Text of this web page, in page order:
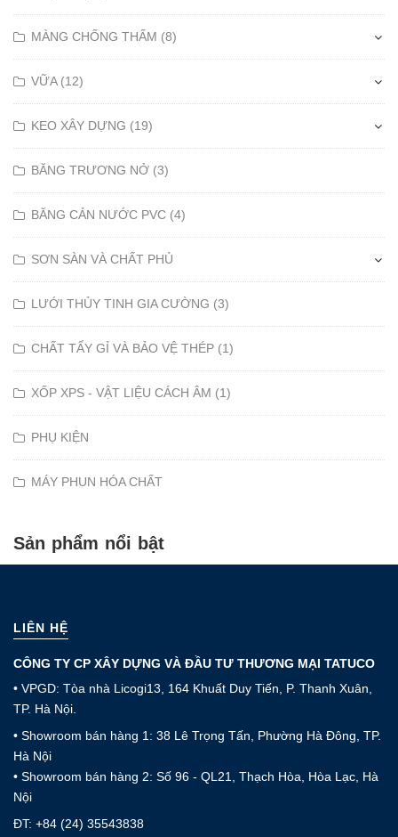
MÀNG CHỐNG THẤM (8)
VỮA (12)
KEO XÂY DỰNG (19)
BĂNG TRƯƠNG NỞ (3)
BĂNG CẢN NƯỚC PVC (4)
SƠN SÀN VÀ CHẤT PHỦ
LƯỚI THỦY TINH GIA CƯỜNG (3)
CHẤT TẨY GỈ VÀ BẢO VỆ THÉP (1)
XỐP XPS - VẬT LIỆU CÁCH ÂM (1)
PHỤ KIỆN
MÁY PHUN HÓA CHẤT
Sản phẩm nổi bật
LIÊN HỆ
CÔNG TY CP XÂY DỰNG VÀ ĐẦU TƯ THƯƠNG MẠI TATUCO
• VPGD: Tòa nhà Licogi13, 164 Khuất Duy Tiến, P. Thanh Xuân,
TP. Hà Nội.
• Showroom bán hàng 1: 38 Lê Trọng Tấn, Phường Hà Đông, TP.
Hà Nội
• Showroom bán hàng 2: Số 96 - QL21, Thạch Hòa, Hòa Lạc, Hà
Nội
ĐT: +84 (24) 35543838